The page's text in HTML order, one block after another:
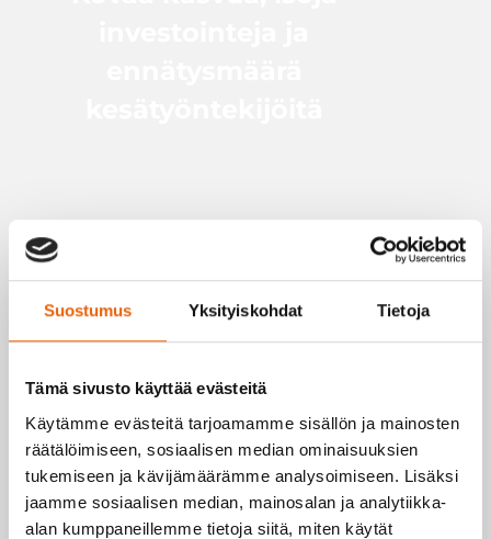
Suostumus Yksityiskohdat Tietoja
Tämä sivusto käyttää evästeitä
Käytämme evästeitä tarjoamamme sisällön ja mainosten
räätälöimiseen, sosiaalisen median ominaisuuksien
tukemiseen ja kävijämäärämme analysoimiseen. Lisäksi
jaamme sosiaalisen median, mainosalan ja analytiikka-
alan kumppaneillemme tietoja siitä, miten käytät
Takana on tilikausi, jota voi kuvata yhdellä
sanalla: vauhdikas. Kasvua tuli
Nordliftillä, ja koneita ja porukkaa tuli lisää.
Toimitusjohtaja Tom Bergström summaa
mennyttä tilikautta ja kertoo, millä
mielellä seuraavaan lähdetään.